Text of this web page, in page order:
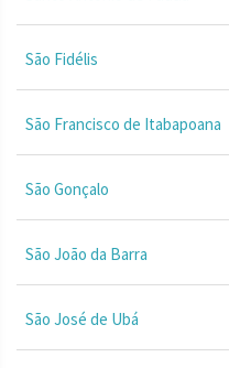
São Fidélis
São Francisco de Itabapoana
São Gonçalo
São João da Barra
São José de Ubá